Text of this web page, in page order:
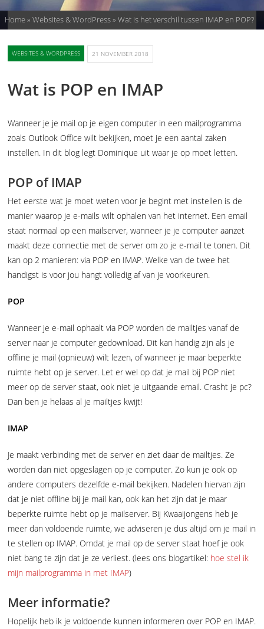
Home» Websites & WordPress» Wat is het verschil tussen IMAP en POP?
WEBSITES & WORDPRESS 21 NOVEMBER 2018
Wat is POP en IMAP
Wanneer je je mail op je eigen computer in een mailprogramma
zoals Outlook Office wilt bekijken, moet je een aantal zaken
instellen. In dit blog legt Dominique uit waar je op moet letten.
POP of IMAP
Het eerste wat je moet weten voor je begint met instellen is de
manier waarop je e-mails wilt ophalen van het internet. Een email
staat normaal op een mailserver, wanneer je je computer aanzet
maakt deze connectie met de server om zo je e-mail te tonen. Dit
kan op 2 manieren: via POP en IMAP. Welke van de twee het
handigst is voor jou hangt volledig af van je voorkeuren.
POP
Wanneer je e-mail ophaalt via POP worden de mailtjes vanaf de
server naar je computer gedownload. Dit kan handig zijn als je
offline je mail (opnieuw) wilt lezen, of wanneer je maar beperkte
ruimte hebt op je server. Let er wel op dat je mail bij POP niet
meer op de server staat, ook niet je uitgaande email. Crasht je pc?
Dan ben je helaas al je mailtjes kwijt!
IMAP
Je maakt verbinding met de server en ziet daar de mailtjes. Ze
worden dan niet opgeslagen op je computer. Zo kun je ook op
andere computers dezelfde e-mail bekijken. Nadelen hiervan zijn
dat je niet offline bij je mail kan, ook kan het zijn dat je maar
beperkte ruimte hebt op je mailserver. Bij Kwaaijongens heb je
meer dan voldoende ruimte, we adviseren je dus altijd om je mail in
te stellen op IMAP. Omdat je mail op de server staat hoef je ook
niet bang te zijn dat je ze verliest. (lees ons blogartikel: hoe stel ik
mijn mailprogramma in met IMAP)
Meer informatie?
Hopelijk heb ik je voldoende kunnen informeren over POP en IMAP.